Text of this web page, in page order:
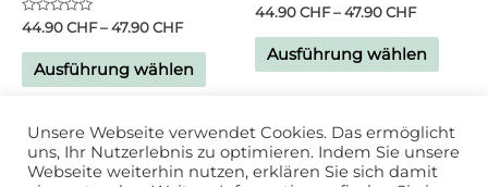
Bewertet
mit
0
von
44.90CHF–47.90CHF
Ausführung wählen
Bewertet
mit
0
von
44.90CHF–47.90CHF
Ausführung wählen
Unsere Webseite verwendet Cookies. Das ermöglicht
uns, Ihr Nutzerlebnis zu optimieren. Indem Sie unsere
Webseite weiterhin nutzen, erklären Sie sich damit